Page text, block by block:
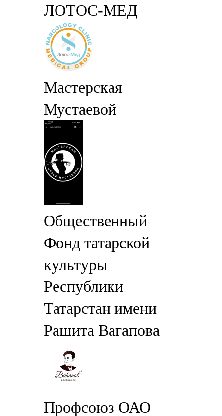
ЛОТОС-МЕД
Мастерская
Мустаевой
Общественный
Фонд татарской
культуры
Республики
Татарстан имени
Рашита Вагапова
Профсоюз ОАО